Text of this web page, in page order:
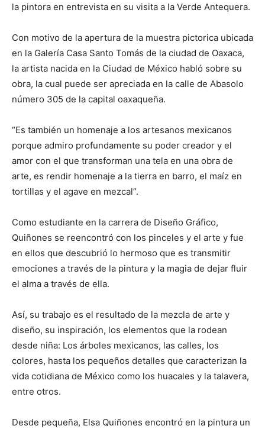
la pintora en entrevista en su visita a la Verde Antequera.
Con motivo de la apertura de la muestra pictorica ubicada
en la Galería Casa Santo Tomás de la ciudad de Oaxaca,
la artista nacida en la Ciudad de México habló sobre su
obra, la cual puede ser apreciada en la calle de Abasolo
número 305 de la capital oaxaqueña.
“Es también un homenaje a los artesanos mexicanos
porque admiro profundamente su poder creador y el
amor con el que transforman una tela en una obra de
arte, es rendir homenaje a la tierra en barro, el maíz en
tortillas y el agave en mezcal”.
Como estudiante en la carrera de Diseño Gráfico,
Quiñones se reencontró con los pinceles y el arte y fue
en ellos que descubrió lo hermoso que es transmitir
emociones a través de la pintura y la magia de dejar fluir
el alma a través de ella.
Así, su trabajo es el resultado de la mezcla de arte y
diseño, su inspiración, los elementos que la rodean
desde niña: Los árboles mexicanos, las calles, los
colores, hasta los pequeños detalles que caracterizan la
vida cotidiana de México como los huacales y la talavera,
entre otros.
Desde pequeña, Elsa Quiñones encontró en la pintura un